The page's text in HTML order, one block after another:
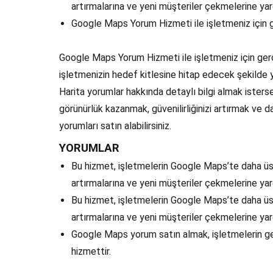
artırmalarına ve yeni müşteriler çekmelerine
Google Maps Yorum Hizmeti ile işletmeniz için
Google Maps Yorum Hizmeti ile işletmeniz için
işletmenizin hedef kitlesine hitap edecek şekilde
Harita yorumlar hakkında detaylı bilgi almak
görünürlük kazanmak, güvenilirliğinizi artırmak
yorumları satın alabilirsiniz.
YORUMLAR
Bu hizmet, işletmelerin Google Maps’te daha
artırmalarına ve yeni müşteriler çekmelerine
Bu hizmet, işletmelerin Google Maps’te daha
artırmalarına ve yeni müşteriler çekmelerine
Google Maps yorum satın almak, işletmelerin
hizmettir.